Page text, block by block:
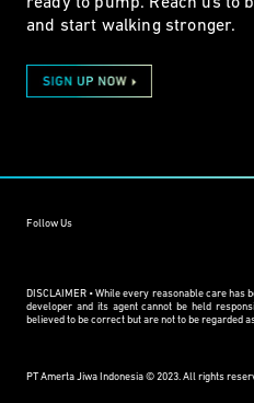
and start walking stronger.
Follow Us
DISCLAIMER • While every reasonable care has
developer and its agent cannot be held
believed to be correct but are not to be regarded
PT Amerta Jiwa Indonesia © 2023. All rights